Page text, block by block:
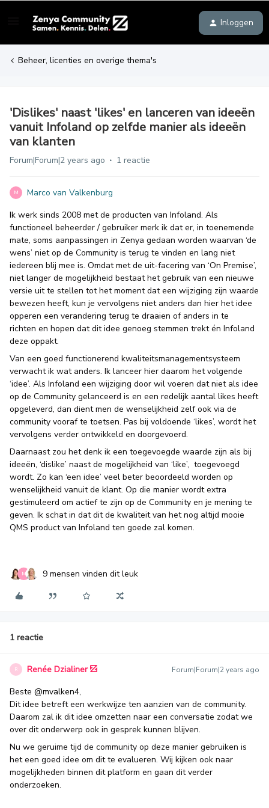
Inloggen
Beheer, licenties en overige thema's
'Dislikes' naast 'likes' en lanceren van ideeën
vanuit Infoland op zelfde manier als ideeën
van klanten
Forum|Forum|2 years ago 1 reactie
M
Marco van Valkenburg
Ik werk sinds 2008 met de producten van Infoland. Als
functioneel beheerder / gebruiker merk ik dat er, in toenemende
mate, soms aanpassingen in Zenya gedaan worden waarvan ‘de
wens’ niet op de Community is terug te vinden en lang niet
iedereen blij mee is. Omdat met de uit-facering van ‘On Premise’,
niet langer de mogelijkheid bestaat het gebruik van een nieuwe
versie uit te stellen tot het moment dat een wijziging zijn waarde
bewezen heeft, kun je vervolgens niet anders dan hier het idee
opperen een verandering terug te draaien of anders in te
richten en hopen dat dit idee genoeg stemmen trekt én Infoland
deze oppakt.
Van een goed functionerend kwaliteitsmanagementsysteem
verwacht ik wat anders. Ik lanceer hier daarom het volgende
‘idee’. Als Infoland een wijziging door wil voeren dat niet als idee
op de Community gelanceerd is en een redelijk aantal likes heeft
opgeleverd, dan dient men de wenselijkheid zelf ook via de
community vooraf te toetsen. Pas bij voldoende ‘likes’, wordt het
vervolgens verder ontwikkeld en doorgevoerd.
Daarnaast zou het denk ik een toegevoegde waarde zijn als bij
ideeën, ‘dislike’ naast de mogelijkheid van ‘like’, toegevoegd
wordt. Zo kan ‘een idee’ veel beter beoordeeld worden op
wenselijkheid vanuit de klant. Op die manier wordt extra
gestimuleerd om actief te zijn op de Community en je mening te
geven. Ik schat in dat dit de kwaliteit van het nog altijd mooie
QMS product van Infoland ten goede zal komen.
M 9 mensen vinden dit leuk
1 reactie
R Renée Dzialiner Forum|Forum|2 years ago
Beste @mvalken4,
Dit idee betreft een werkwijze ten aanzien van de community.
Daarom zal ik dit idee omzetten naar een conversatie zodat we
over dit onderwerp ook in gesprek kunnen blijven.
Nu we geruime tijd de community op deze manier gebruiken is
het een goed idee om dit te evalueren. Wij kijken ook naar
mogelijkheden binnen dit platform en gaan dit verder
onderzoeken.